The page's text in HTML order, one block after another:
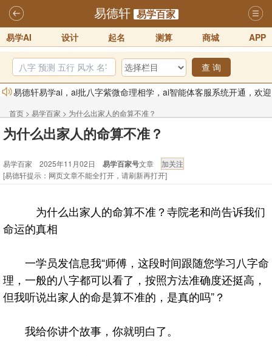
易德轩 易学百家
易学AI 设计 起名 测算 商城 APP
查 询
易德轩易学ai，ai批八字紫微命理相学，ai智能体客服系统开通，欢迎
体验！！
2025-07-01
易德轩网重构及升能完成，欢迎大家来体验新程序及感觉！！
2026年化太岁锦囊属马、鼠、牛、龙、兔、狗、鸡生肖化太岁开始预
订！！
2025-10-01
易德轩首席风水大师铁笔居士简介！！
2021-9-2
易德轩通告：本网站易德轩商标及LOGO注册声明
首页 > 易学百家 > 为什么出家人的命算不准？
为什么出家人的命算不准？
易学百家 2025年11月02日 易学百家号文章
[易德轩提示：网页文章不能全打开，请刷新再打开]
为什么出家人的命算不准？寺院老和尚告诉我们
命运的真相
一学员发信息我“师傅，这段时间跟随您学习八字命
理，一般的八字都可以看了，按照方法准确度还挺高，
但我听说出家人的命是算不准的，是真的吗”？
我给你讲个故事，你就明白了。